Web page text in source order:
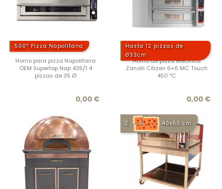
500º Pizza Napolitana
Horno para pizza Napolitana
OEM Supertop Nap 435/1 4
pizzas de 35 Ø
Precio
0,00 €
Hasta 12 pizzas de
Ø33cm
Horno de pizza eléctrico
Zanolli Citizen 6+6 MC Touch
450 ºC
0,00 €
2 40x60 cm